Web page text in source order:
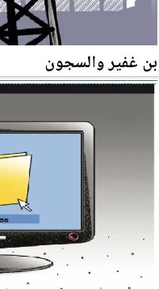
بن غفير والسجون